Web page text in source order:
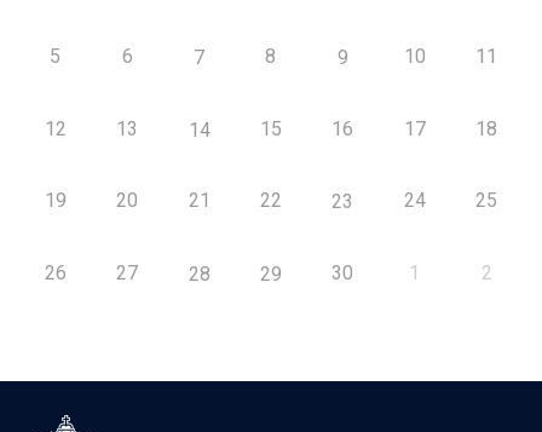
5 6 7 8 9 10 11
12 13 14 15 16 17 18
19 20 21 22 23 24 25
26 27 28 29 30 1 2